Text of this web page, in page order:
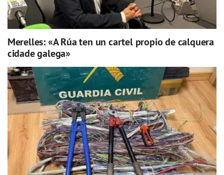
Merelles: «A Rúa ten un cartel propio de calquera
cidade galega»